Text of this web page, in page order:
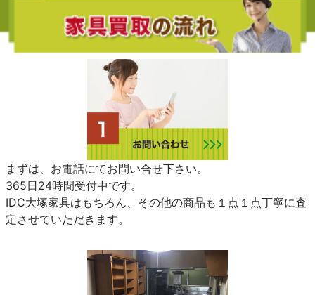
まずは、お電話にてお問い合せ下さい。
365日24時間受付中です。
IDC大塚家具はもちろん、その他の商品も１点１点丁寧に査
定させていただきます。